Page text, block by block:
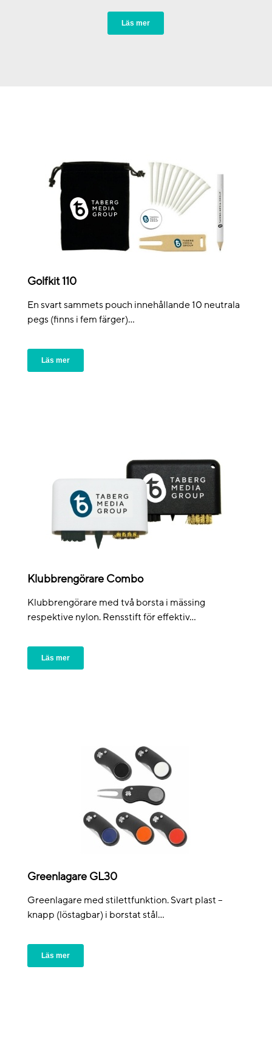
Läs mer
Golfkit 110
En svart sammets pouch innehållande 10 neutrala
pegs (finns i fem färger)...
Läs mer
Klubbrengörare Combo
Klubbrengörare med två borsta i mässing
respektive nylon. Rensstift för effektiv...
Läs mer
Greenlagare GL30
Greenlagare med stilettfunktion. Svart plast –
knapp (löstagbar) i borstat stål...
Läs mer